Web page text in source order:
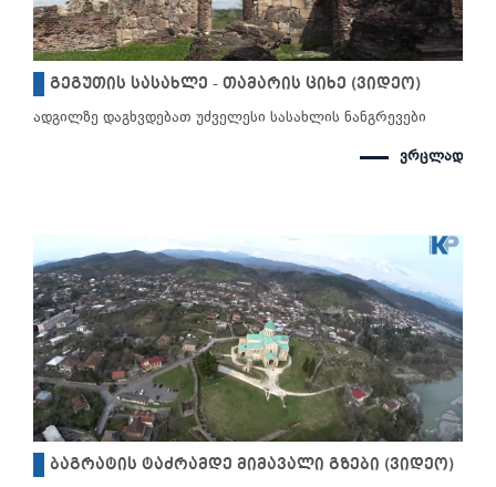
გეგუთის სასახლე - თამარის ციხე (ვიდეო)
ადგილზე დაგხვდებათ უძველესი სასახლის ნანგრევები
ვრცლად
ბაგრატის ტაძრამდე მიმავალი გზები (ვიდეო)